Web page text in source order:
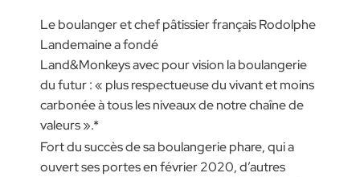
Le boulanger et chef pâtissier français Rodolphe
Landemaine a fondé
Land&Monkeys avec pour vision la boulangerie
du futur : « plus respectueuse du vivant et moins
carbonée à tous les niveaux de notre chaîne de
valeurs ».*
Fort du succès de sa boulangerie phare, qui a
ouvert ses portes en février 2020, d’autres